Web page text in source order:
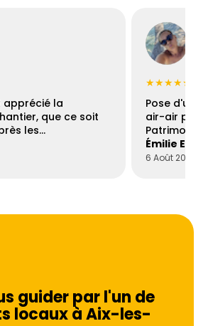
apprécié la
que ce soit
les…
★★★★★
Pose d'une
air-air par
Patrimoine
Émilie
6 Août 2026
guider par l'un de
locaux àAix-les-